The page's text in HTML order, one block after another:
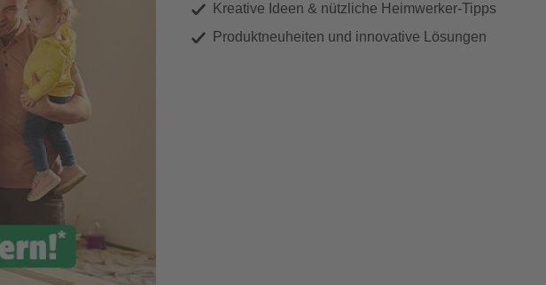
Kreative Ideen & nützliche Heimwerker-Tipps
Produktneuheiten und innovative Lösungen